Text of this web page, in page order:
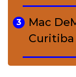
3
Mac
Curitiba